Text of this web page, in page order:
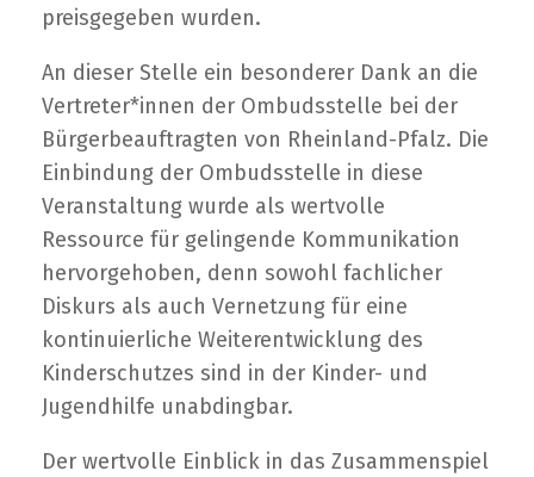
preisgegeben wurden.
An dieser Stelle ein besonderer Dank an die
Vertreter*innen der Ombudsstelle bei der
Bürgerbeauftragten von Rheinland-Pfalz. Die
Einbindung der Ombudsstelle in diese
Veranstaltung wurde als wertvolle
Ressource für gelingende Kommunikation
hervorgehoben, denn sowohl fachlicher
Diskurs als auch Vernetzung für eine
kontinuierliche Weiterentwicklung des
Kinderschutzes sind in der Kinder- und
Jugendhilfe unabdingbar.
Der wertvolle Einblick in das Zusammenspiel